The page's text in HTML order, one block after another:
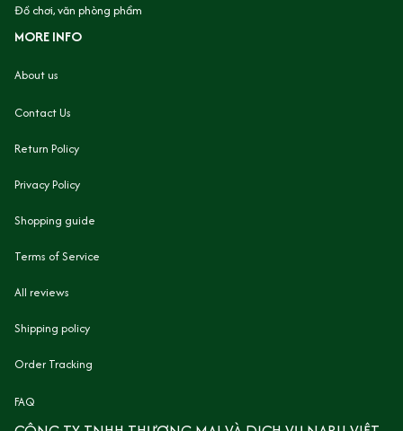
Đồ chơi, văn phòng phẩm
MORE INFO
About us
Contact Us
Return Policy
Privacy Policy
Shopping guide
Terms of Service
All reviews
Shipping policy
Order Tracking
FAQ